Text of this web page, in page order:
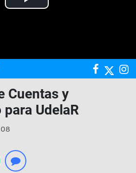
Play
Cuentas y
UdelaR